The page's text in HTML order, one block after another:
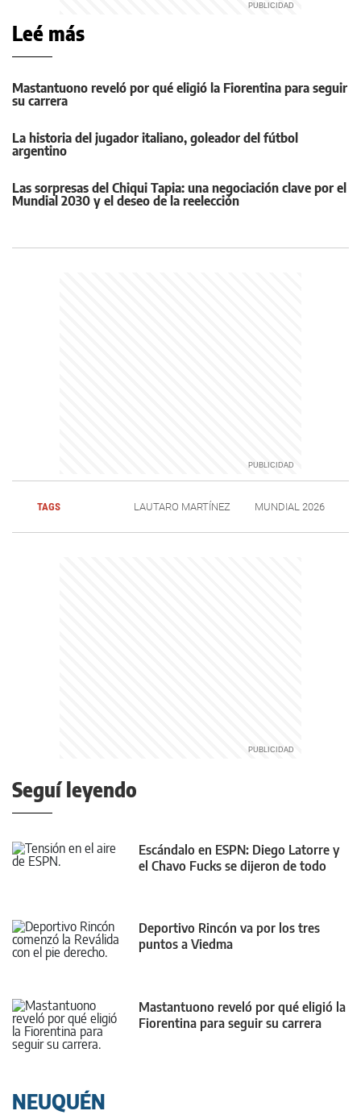
Leé más
Mastantuono reveló por qué eligió la Fiorentina para seguir
su carrera
La historia del jugador italiano, goleador del fútbol
argentino
Las sorpresas del Chiqui Tapia: una negociación clave por el
Mundial 2030 y el deseo de la reelección
TAGS LAUTARO MARTÍNEZ MUNDIAL 2026
Seguí leyendo
Escándalo en ESPN: Diego Latorre y
el Chavo Fucks se dijeron de todo
Deportivo Rincón va por los tres
puntos a Viedma
Mastantuono reveló por qué eligió la
Fiorentina para seguir su carrera
NEUQUÉN